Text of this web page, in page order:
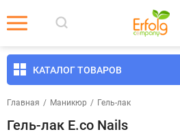
КАТАЛОГ ТОВАРОВ
Главная / Маникюр / Гель-лак
Гель-лак E.co Nails